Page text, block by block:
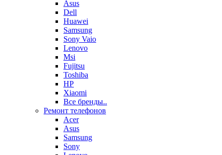
Asus
Dell
Huawei
Samsung
Sony Vaio
Lenovo
Msi
Fujitsu
Toshiba
HP
Xiaomi
Все бренды..
Ремонт телефонов
Acer
Asus
Samsung
Sony